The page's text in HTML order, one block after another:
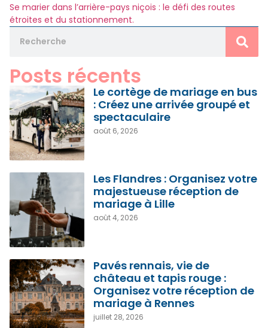
Se marier dans l’arrière-pays niçois : le défi des routes
étroites et du stationnement.
Posts récents
Le cortège de mariage en bus
: Créez une arrivée groupé et
spectaculaire
août 6, 2026
Les Flandres : Organisez votre
majestueuse réception de
mariage à Lille
août 4, 2026
Pavés rennais, vie de
château et tapis rouge :
Organisez votre réception de
mariage à Rennes
juillet 28, 2026